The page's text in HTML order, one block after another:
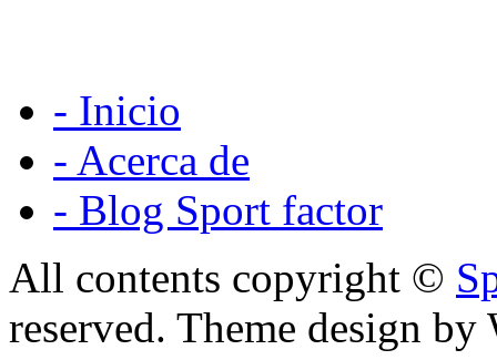
- Inicio
- Acerca de
- Blog Sport factor
All contents copyright ©
reserved. Theme design